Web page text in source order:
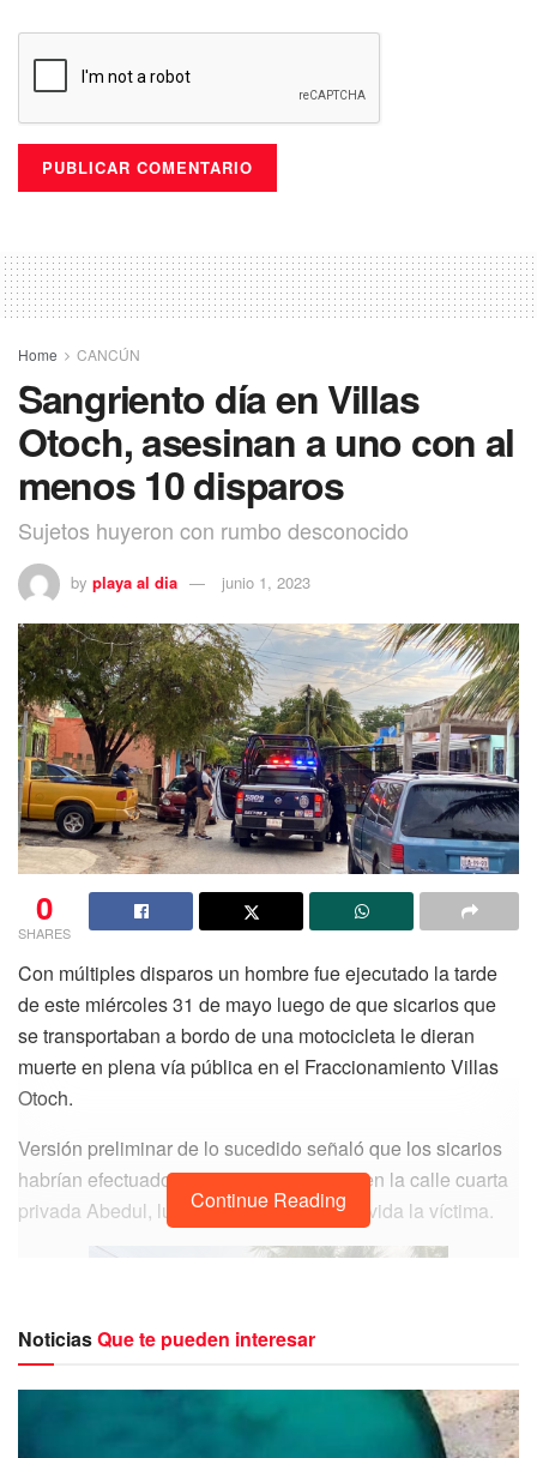
Home CANCÚN
Sangriento día en Villas
Otoch, asesinan a uno con al
menos 10 disparos
Sujetos huyeron con rumbo desconocido
by playa al dia junio 1, 2023
0
SHARES
Con múltiples disparos un hombre fue ejecutado la tarde
de este miércoles 31 de mayo luego de que sicarios que
se transportaban a bordo de una motocicleta le dieran
muerte en plena vía pública en el Fraccionamiento Villas
Otoch.
Versión preliminar de lo sucedido señaló que los sicarios
habrían efectuado al menos 10 disparos en la calle cuarta
privada Abedul, lugar en el que perdió la vida la víctima.
Continue Reading
NoticiasQue te pueden interesar